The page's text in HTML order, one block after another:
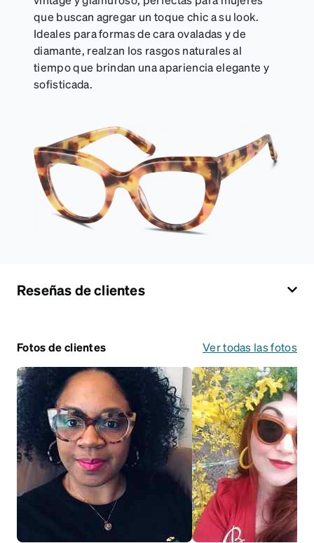
que buscan agregar un toque chic a su look.
Ideales para formas de cara ovaladas y de
diamante, realzan los rasgos naturales al
tiempo que brindan una apariencia elegante y
sofisticada.
Reseñas de clientes
Fotos de clientes Ver todas las fotos